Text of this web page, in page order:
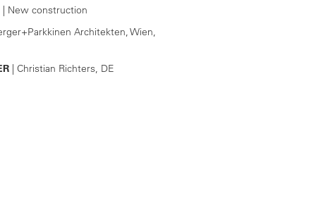
| New construction
Architekten, Wien,
| Christian Richters, DE